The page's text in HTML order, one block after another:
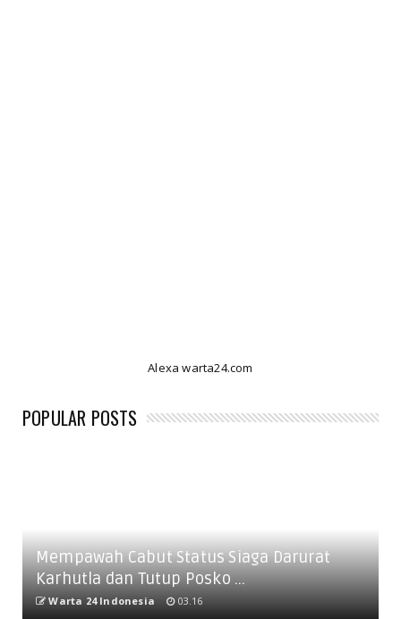
Alexa warta24.com
POPULAR POSTS
Mempawah Cabut Status Siaga Darurat
Karhutla dan Tutup Posko ...
Warta 24 Indonesia 03.16